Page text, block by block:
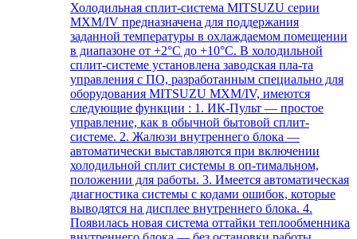
Холодильная сплит-система MITSUZU серии
MXM/IV предназначена для поддержания
заданной температуры в охлаждаемом помещении
в диапазоне от +2°С до +10°С. В холодильной
сплит-системе установлена заводская пла-та
управления с ПО, разработанным специально для
оборудования MITSUZU MXM/IV, имеются
следующие функции : 1. ИК-Пульт — простое
управление, как в обычной бытовой сплит-
системе. 2. Жалюзи внутреннего блока —
автоматически выставляются при включении
холодильной сплит системы в оп-тимальном,
положении для работы. 3. Имеется автоматическая
диагностика системы с кодами ошибок, которые
выводятся на дисплее внутреннего блока. 4.
Появилась новая система оттайки теплообменника